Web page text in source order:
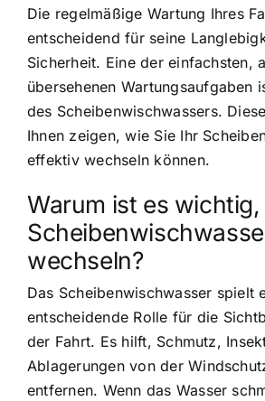
Die regelmäßige Wartung Ihres
entscheidend für seine
Sicherheit. Eine der einfachsten,
übersehenen Wartungsaufgaben
des Scheibenwischwassers.
Ihnen zeigen, wie Sie Ihr
effektiv wechseln können.
Warum ist es wichtig,
wechseln?
Das Scheibenwischwasser spielt
entscheidende Rolle für die
der Fahrt. Es hilft, Schmutz,
Ablagerungen von der
entfernen. Wenn das Wasser